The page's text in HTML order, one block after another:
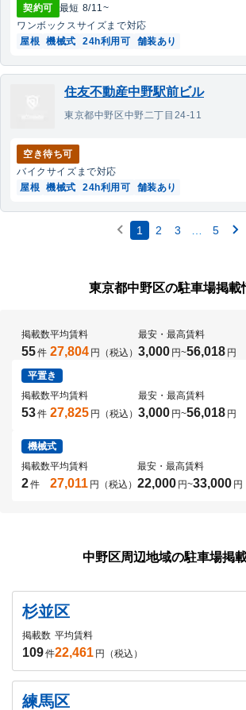
契約可 最短 8/11~
ワンボックスサイズまで対応
屋根 機械式 24h利用可 舗装あり
住友不動産中野駅前ビル
東京都中野区中野二丁目24-11
空き待ち可
バイク サイズまで対応
屋根 機械式 24h利用可 舗装あり
1 2 3 5
東京都中野区の駐車場掲載
掲載数
55件
平均賃料
27,804 円（税込）
最安・最高賃料
3,000 円~56,018 円
平置き
掲載数
53件
平均賃料
27,825 円（税込）
最安・最高賃料
3,000 円~56,018 円
機械式
掲載数
2件
平均賃料
27,011 円（税込）
最安・最高賃料
22,000 円~33,000 円
中野区周辺地域の駐車場掲
杉並区
掲載数
109件
平均賃料
22,461 円（税込）
練馬区